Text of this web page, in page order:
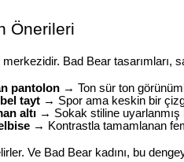
Önerileri
Bad Bear tasarımları,
pantolon → Ton sür ton
tayt → Spor ama keskin bir
altı → Sokak stiline uyarlanmış
→ Kontrastla tamamlanan
Ve Bad Bear kadını, bu